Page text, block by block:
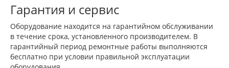
Гарантия и сервис
Оборудование находится на гарантийном обслуживании
в течение срока, установленного производителем. В
гарантийный период ремонтные работы выполняются
бесплатно при условии правильной эксплуатации